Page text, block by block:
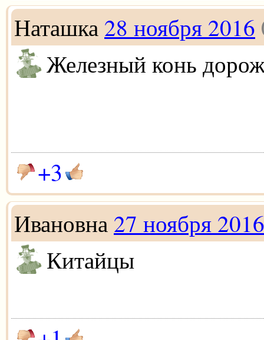
Наташка 28 ноября 2016
Железный конь
+3
Ивановна 27 ноября 2016
Китайцы